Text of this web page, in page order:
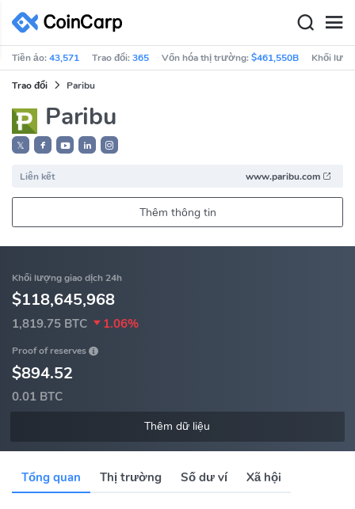
Tiền ảo:43,571 Trao đổi:365 Vốn hóa thị trường:$461,550B Khối
Trao đổi Paribu
Paribu
𝕏
Liên kết www.paribu.com
Thêm thông tin
Khối lượng giao dịch 24h
$118,645,968
1,819.75 BTC 1.06%
Proof of reserves
$894.52
0.01 BTC
Thêm dữ liệu
Tổng quan Thị trường Số dư ví Xã hội